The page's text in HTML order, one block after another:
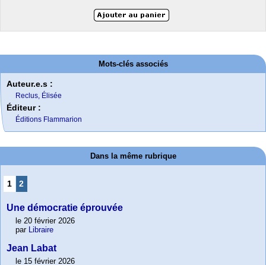
Mots-clés associés
Auteur.e.s :
Reclus, Élisée
Éditeur :
Éditions Flammarion
Dans la même rubrique
1 2
Une démocratie éprouvée
le 20 février 2026
par Libraire
Jean Labat
le 15 février 2026